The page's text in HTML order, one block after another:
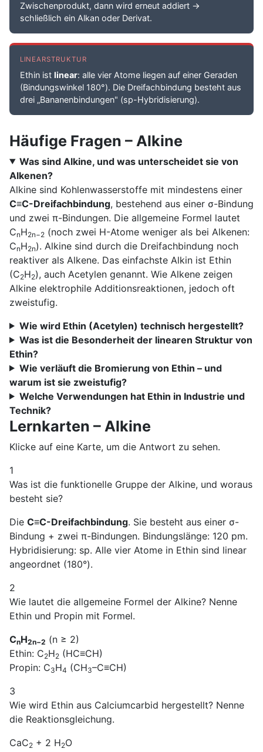
Zwischenprodukt, dann wird erneut addiert →
schließlich ein Alkan oder Derivat.
LINEARSTRUKTUR
Ethin ist linear: alle vier Atome liegen auf einer Geraden
(Bindungswinkel 180°). Die Dreifachbindung besteht aus
drei „Bananenbindungen" (sp-Hybridisierung).
Häufige Fragen – Alkine
Was sind Alkine, und was unterscheidet sie von
Alkenen?
Alkine sind Kohlenwasserstoffe mit mindestens einer
C≡C-Dreifachbindung, bestehend aus einer σ-Bindung
und zwei π-Bindungen. Die allgemeine Formel lautet
CnH2n−2 (noch zwei H-Atome weniger als bei Alkenen:
CnH2n). Alkine sind durch die Dreifachbindung noch
reaktiver als Alkene. Das einfachste Alkin ist Ethin
(C2H2), auch Acetylen genannt. Wie Alkene zeigen
Alkine elektrophile Additionsreaktionen, jedoch oft
zweistufig.
Wie wird Ethin (Acetylen) technisch hergestellt?
Was ist die Besonderheit der linearen Struktur von
Ethin?
Wie verläuft die Bromierung von Ethin – und
warum ist sie zweistufig?
Welche Verwendungen hat Ethin in Industrie und
Technik?
Lernkarten – Alkine
Klicke auf eine Karte, um die Antwort zu sehen.
1
Was ist die funktionelle Gruppe der Alkine, und woraus
besteht sie?
Die C≡C-Dreifachbindung. Sie besteht aus einer σ-
Bindung + zwei π-Bindungen. Bindungslänge: 120 pm.
Hybridisierung: sp. Alle vier Atome in Ethin sind linear
angeordnet (180°).
2
Wie lautet die allgemeine Formel der Alkine? Nenne
Ethin und Propin mit Formel.
CnH2n−2 (n ≥ 2)
Ethin: C2H2 (HC≡CH)
Propin: C3H4 (CH3–C≡CH)
3
Wie wird Ethin aus Calciumcarbid hergestellt? Nenne
die Reaktionsgleichung.
CaC2 + 2 H2O